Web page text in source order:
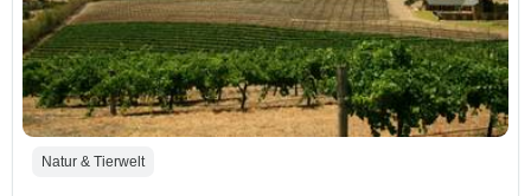
Natur & Tierwelt